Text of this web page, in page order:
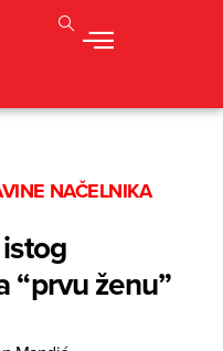
NAČELNIKA
“prvu ženu”